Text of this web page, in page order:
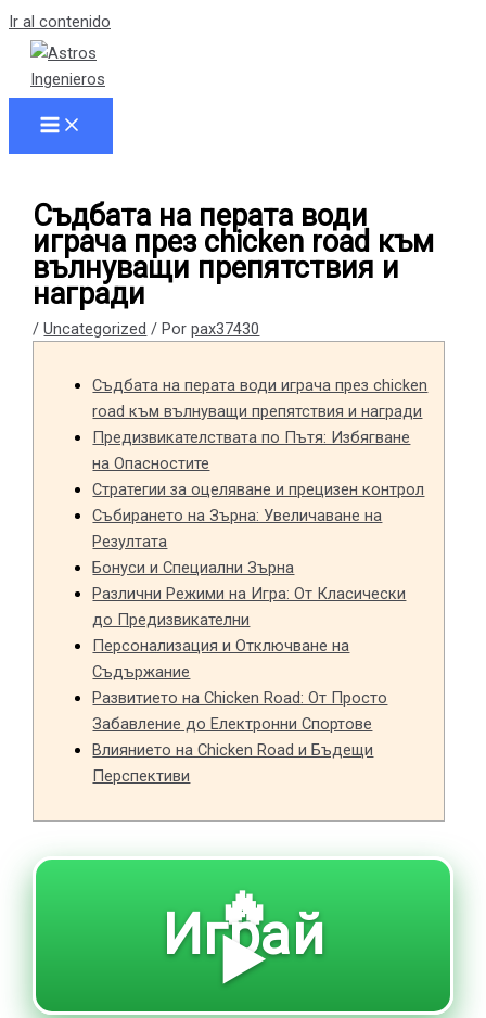
Ir al contenido
Съдбата на перата води
играча през chicken road към
вълнуващи препятствия и
награди
/Uncategorized / Porpax37430
Съдбата на перата води играча през chicken
road към вълнуващи препятствия и награди
Предизвикателствата по Пътя: Избягване
на Опасностите
Стратегии за оцеляване и прецизен контрол
Събирането на Зърна: Увеличаване на
Резултата
Бонуси и Специални Зърна
Различни Режими на Игра: От Класически
до Предизвикателни
Персонализация и Отключване на
Съдържание
Развитието на Chicken Road: От Просто
Забавление до Електронни Спортове
Влиянието на Chicken Road и Бъдещи
Перспективи
🔥
Играй
▶️